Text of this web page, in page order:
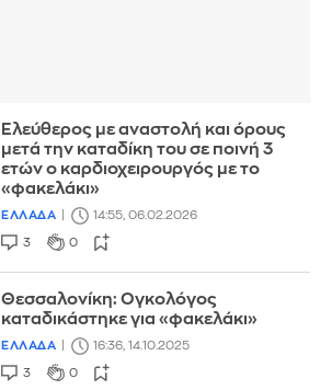
Ελεύθερος με αναστολή και όρους
μετά την καταδίκη του σε ποινή 3
ετών ο καρδιοχειρουργός με το
«φακελάκι»
ΕΛΛΑΔΑ 14:55, 06.02.2026
3 0
Θεσσαλονίκη: Ογκολόγος
καταδικάστηκε για «φακελάκι»
ΕΛΛΑΔΑ 16:36, 14.10.2025
3 0